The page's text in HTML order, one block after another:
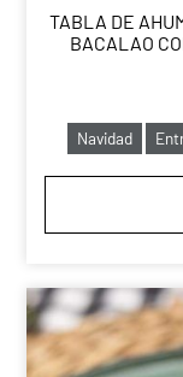
TABLA DE
BACALAO
Navidad